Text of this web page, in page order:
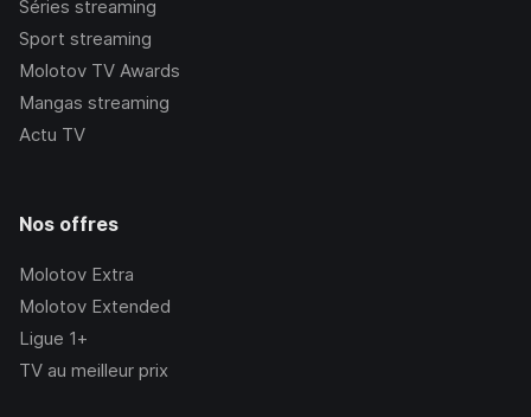
Séries streaming
Sport streaming
Molotov TV Awards
Mangas streaming
Actu TV
Nos offres
Molotov Extra
Molotov Extended
Ligue 1+
TV au meilleur prix